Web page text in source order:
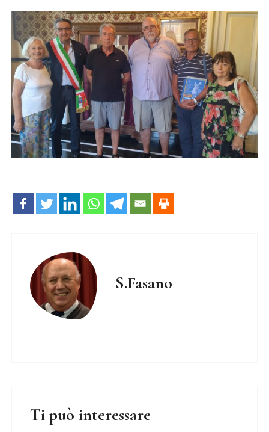
S.Fasano
Ti può interessare